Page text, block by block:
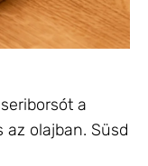
a
az olajban. Süsd